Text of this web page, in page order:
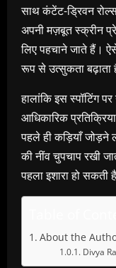
साथ कंटेंट-ड्रिवन
अपनी मज़बूत स्क्रीन
लिए पहचाने जाते हैं।
रूप से उत्सुकता बढ़ाता
हालांकि इस स्पॉटिंग
आधिकारिक
पहले ही कड़ियाँ
की नींव चुपचाप रखी
पहला इशारा हो सकती
About the
Divya